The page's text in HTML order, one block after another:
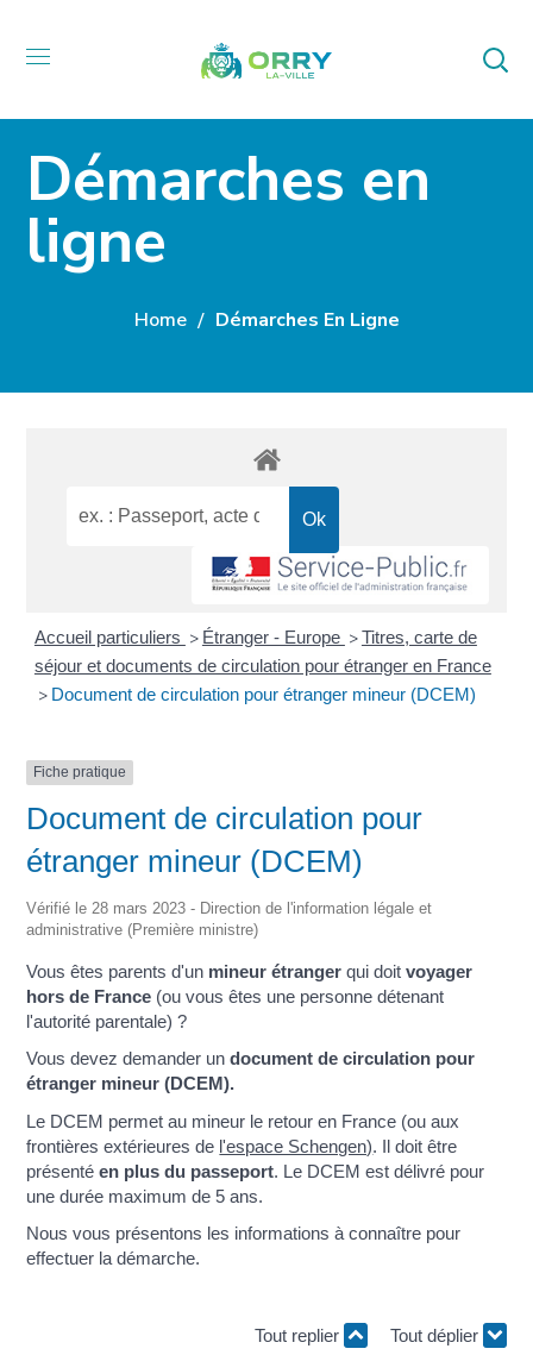
Démarches en
ligne
Home Démarches En Ligne
Accueil particuliers > Étranger - Europe >Titres, carte de
séjour et documents de circulation pour étranger en France
> Document de circulation pour étranger mineur (DCEM)
Fiche pratique
Document de circulation pour
étranger mineur (DCEM)
Vérifié le 28 mars 2023 - Direction de l'information légale et
administrative (Première ministre)
Vous êtes parents d'un mineur étranger qui doitvoyager
hors de France (ou vous êtes une personne détenant
l'autorité parentale) ?
Vous devez demander undocument de circulation pour
étranger mineur (DCEM).
Le DCEM permet au mineur le retour en France (ou aux
frontières extérieures de l'espace Schengen). Il doit être
présentéen plus du passeport. Le DCEM est délivré pour
une durée maximum de 5 ans.
Nous vous présentons les informations à connaître pour
effectuer la démarche.
Tout replier Tout déplier